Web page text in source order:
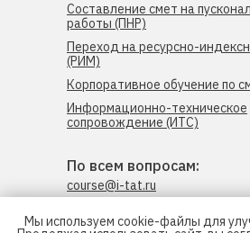
Мы используем cookie-файлы для
По всем вопросам:
course@i-tat.ru
Составление смет на
работы (ПНР)
Переход на ресурсно-
(РИМ)
Корпоративное обучение по
Информационно-техническое
сопровождение (ИТС)